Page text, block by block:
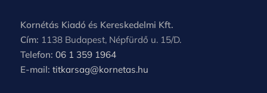
Kornétás Kiadó és Kereskedelmi Kft.
Cím: 1138 Budapest, Népfürdő u. 15/D.
Telefon: 06 1 359 1964
E-mail: titkarsag@kornetas.hu